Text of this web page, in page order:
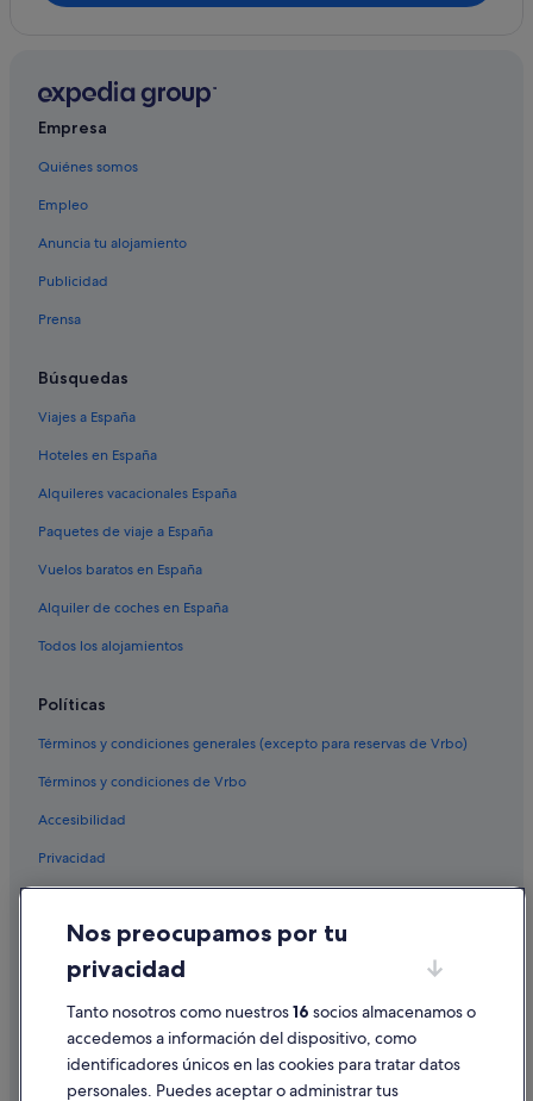
Koskinou hoteles
Hoteles LGTBQIA en Rodas
Casco antiguo de Rodas hoteles
Hoteles con conserje en Rodas
Villas en Rodas
Koskinou
Profilia
Siana
Fanes
Empresa
Quiénes somos
Empleo
Anuncia tu alojamiento
Publicidad
Prensa
Búsquedas
Viajes a España
Hoteles en España
Alquileres vacacionales España
Paquetes de viaje a España
Vuelos baratos en España
Alquiler de coches en España
Todos los alojamientos
Políticas
Términos y condiciones generales (excepto para reservas de Vrbo)
Términos y condiciones de Vrbo
Accesibilidad
Privacidad
Cookies
Condiciones de uso
Información legal/contacto
Pautas sobre el contenido y cómo denunciar contenido
Ayuda
Nos preocupamos por tu
privacidad
Tanto nosotros como nuestros16 socios almacenamos o
accedemos a información del dispositivo, como
identificadores únicos en las cookies para tratar datos
personales. Puedes aceptar o administrar tus